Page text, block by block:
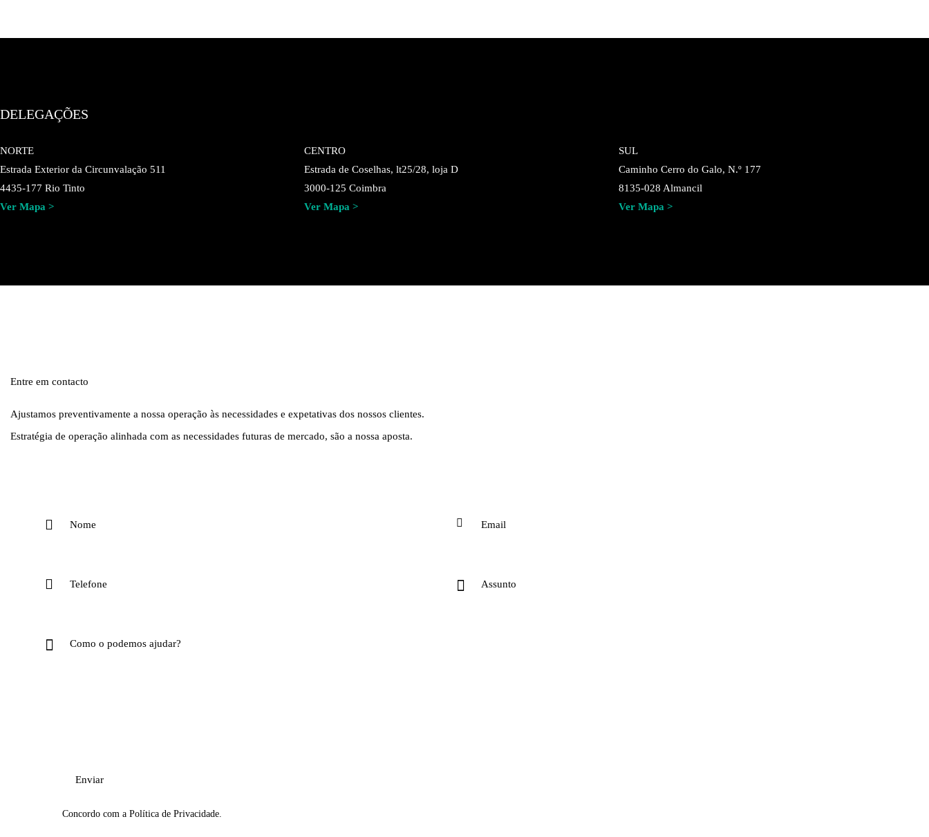
DELEGAÇÕES
NORTE
Estrada Exterior da Circunvalação 511
4435-177 Rio Tinto
Ver Mapa >
CENTRO
Estrada de Coselhas, lt25/28, loja D
3000-125 Coimbra
Ver Mapa >
SUL
Caminho Cerro do Galo, N.º 177
8135-028 Almancil
Ver Mapa >
Entre em contacto
Ajustamos preventivamente a nossa operação às necessidades e expetativas dos nossos clientes.
Estratégia de operação alinhada com as necessidades futuras de mercado, são a nossa aposta.
Concordo com aPolítica de Privacidade.